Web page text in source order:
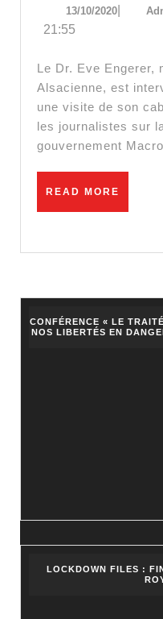
Dr
13/10/202013/10/
21:55
Le Dr. Eve Engerer, médecin généraliste
Alsacienne, est
une visite de son
les journalistes sur
gouvernement
READ MORE
CONFÉRENCE « LE
NOS LIBERTÉS EN
LOCKDOWN FILES :